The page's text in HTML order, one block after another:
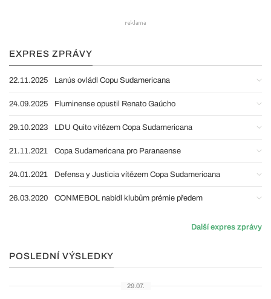
EXPRES ZPRÁVY
22.11.2025 Lanús ovládl Copu Sudamericana
24.09.2025 Fluminense opustil Renato Gaúcho
29.10.2023 LDU Quito vítězem Copa Sudamericana
21.11.2021 Copa Sudamericana pro Paranaense
24.01.2021 Defensa y Justicia vítězem Copa Sudamericana
26.03.2020 CONMEBOL nabídl klubům prémie předem
Další expres zprávy
POSLEDNÍ VÝSLEDKY
29.07.